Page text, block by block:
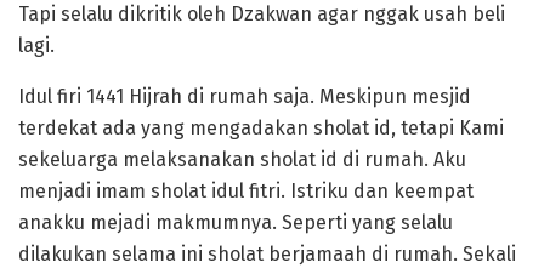
Tapi selalu dikritik oleh Dzakwan agar nggak usah beli
lagi.
Idul firi 1441 Hijrah di rumah saja. Meskipun mesjid
terdekat ada yang mengadakan sholat id, tetapi Kami
sekeluarga melaksanakan sholat id di rumah. Aku
menjadi imam sholat idul fitri. Istriku dan keempat
anakku mejadi makmumnya. Seperti yang selalu
dilakukan selama ini sholat berjamaah di rumah. Sekali